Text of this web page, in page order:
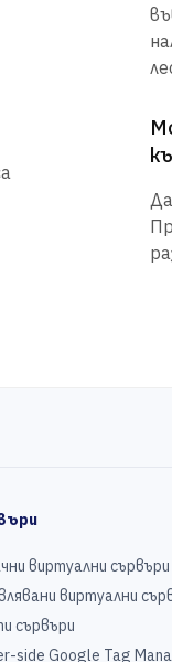
виртуални сървъри
виртуални
сървъри
side Google Tag